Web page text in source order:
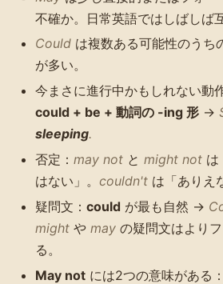
不確か。日常英語ではしばしば
Could は複数ある可能性のうち
が多い。
今まさに進行中かもしれない動
could + be + 動詞の -ing 形 →
sleeping.
否定： may not と might not は
はない」。 couldn't は「ありえ
疑問文： could が最も自然 →
might や may の疑問文はより
る。
May not には2つの意味がある